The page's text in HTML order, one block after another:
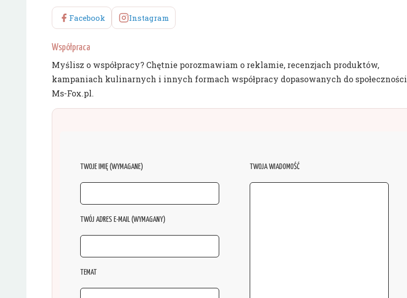
Facebook Instagram
Współpraca
Myślisz o współpracy? Chętnie porozmawiam o reklamie, recenzjach produktów,
kampaniach kulinarnych i innych formach współpracy dopasowanych do społeczności
Ms-Fox.pl.
TWOJE IMIĘ (WYMAGANE)
TWÓJ ADRES E-MAIL (WYMAGANY)
TEMAT
TWOJA WIADOMOŚĆ